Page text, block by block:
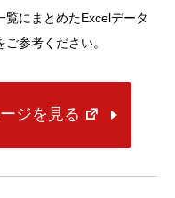
にまとめたExcelデータ
参考ください。
ジを見る